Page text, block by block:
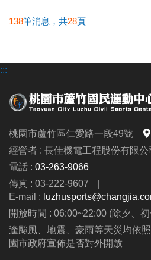
-IG : @luzhusports
138筆消息，共28頁
:::
桃園市蘆竹區仁愛路一段49號
經營者 : 長佳機電工程股份有限公
電話 : 03-263-9066
傳真 : 03-222-9607
|
E-mail :
開放時間 : 06:00~22:00 (除夕、
逢颱風、地震、豪雨等天災均依
園市政府宣佈是否對外開放